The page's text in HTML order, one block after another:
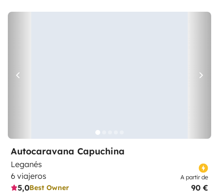
Autocaravana Capuchina
Leganés
6 viajeros
5,0Best Owner
A partir de
90 €